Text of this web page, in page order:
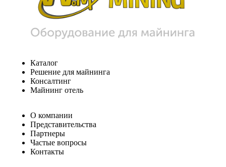
Каталог
Решение для майнинга
Консалтинг
Майнинг отель
О компании
Представительства
Партнеры
Частые вопросы
Контакты